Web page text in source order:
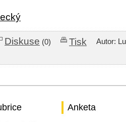
Diskuse (0) Tisk
Autor:
Anketa